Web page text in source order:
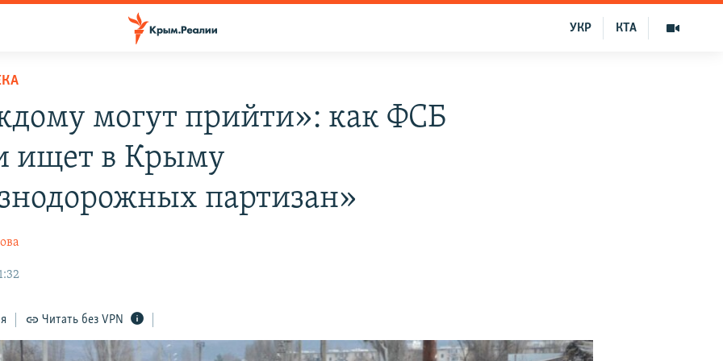
КТА
УКР
могут прийти»: как ФСБ
ищет в Крыму
партизан»
Читать без VPN